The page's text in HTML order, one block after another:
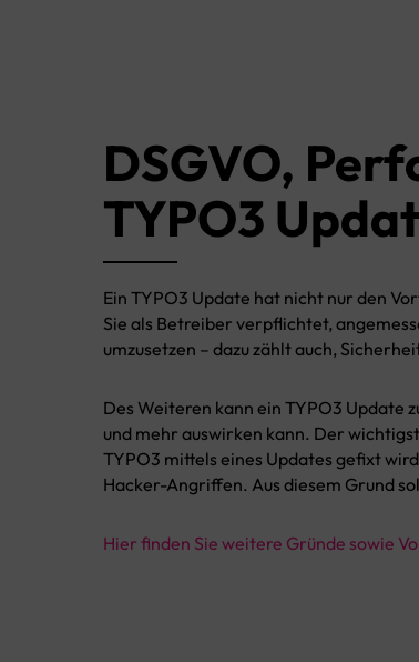
DSGVO,
TYPO3
Ein TYPO3 Update hat nicht nur den
Sie als Betreiber verpflichtet,
umzusetzen – dazu zählt auch,
Des Weiteren kann ein TYPO3 Update
und mehr auswirken kann. Der
TYPO3 mittels eines Updates gefixt
Hacker-Angriffen. Aus diesem Grund
Hier finden Sie weitere Gründe sowie